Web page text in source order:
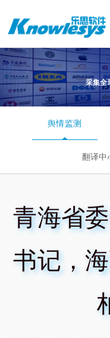
采集全
舆情监测
翻译中
青海省
书记，